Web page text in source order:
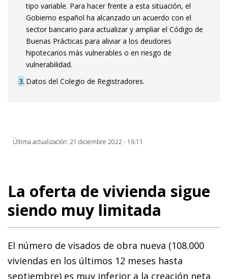
tipo variable. Para hacer frente a esta situación, el
Gobierno español ha alcanzado un acuerdo con el
sector bancario para actualizar y ampliar el Código de
Buenas Prácticas para aliviar a los deudores
hipotecarios más vulnerables o en riesgo de
vulnerabilidad.
3 Datos del Colegio de Registradores.
Última actualización: 21 diciembre 2022 - 16:11
La oferta de vivienda sigue
siendo muy limitada
El número de visados de obra nueva (108.000
viviendas en los últimos 12 meses hasta
septiembre) es muy inferior a la creación neta